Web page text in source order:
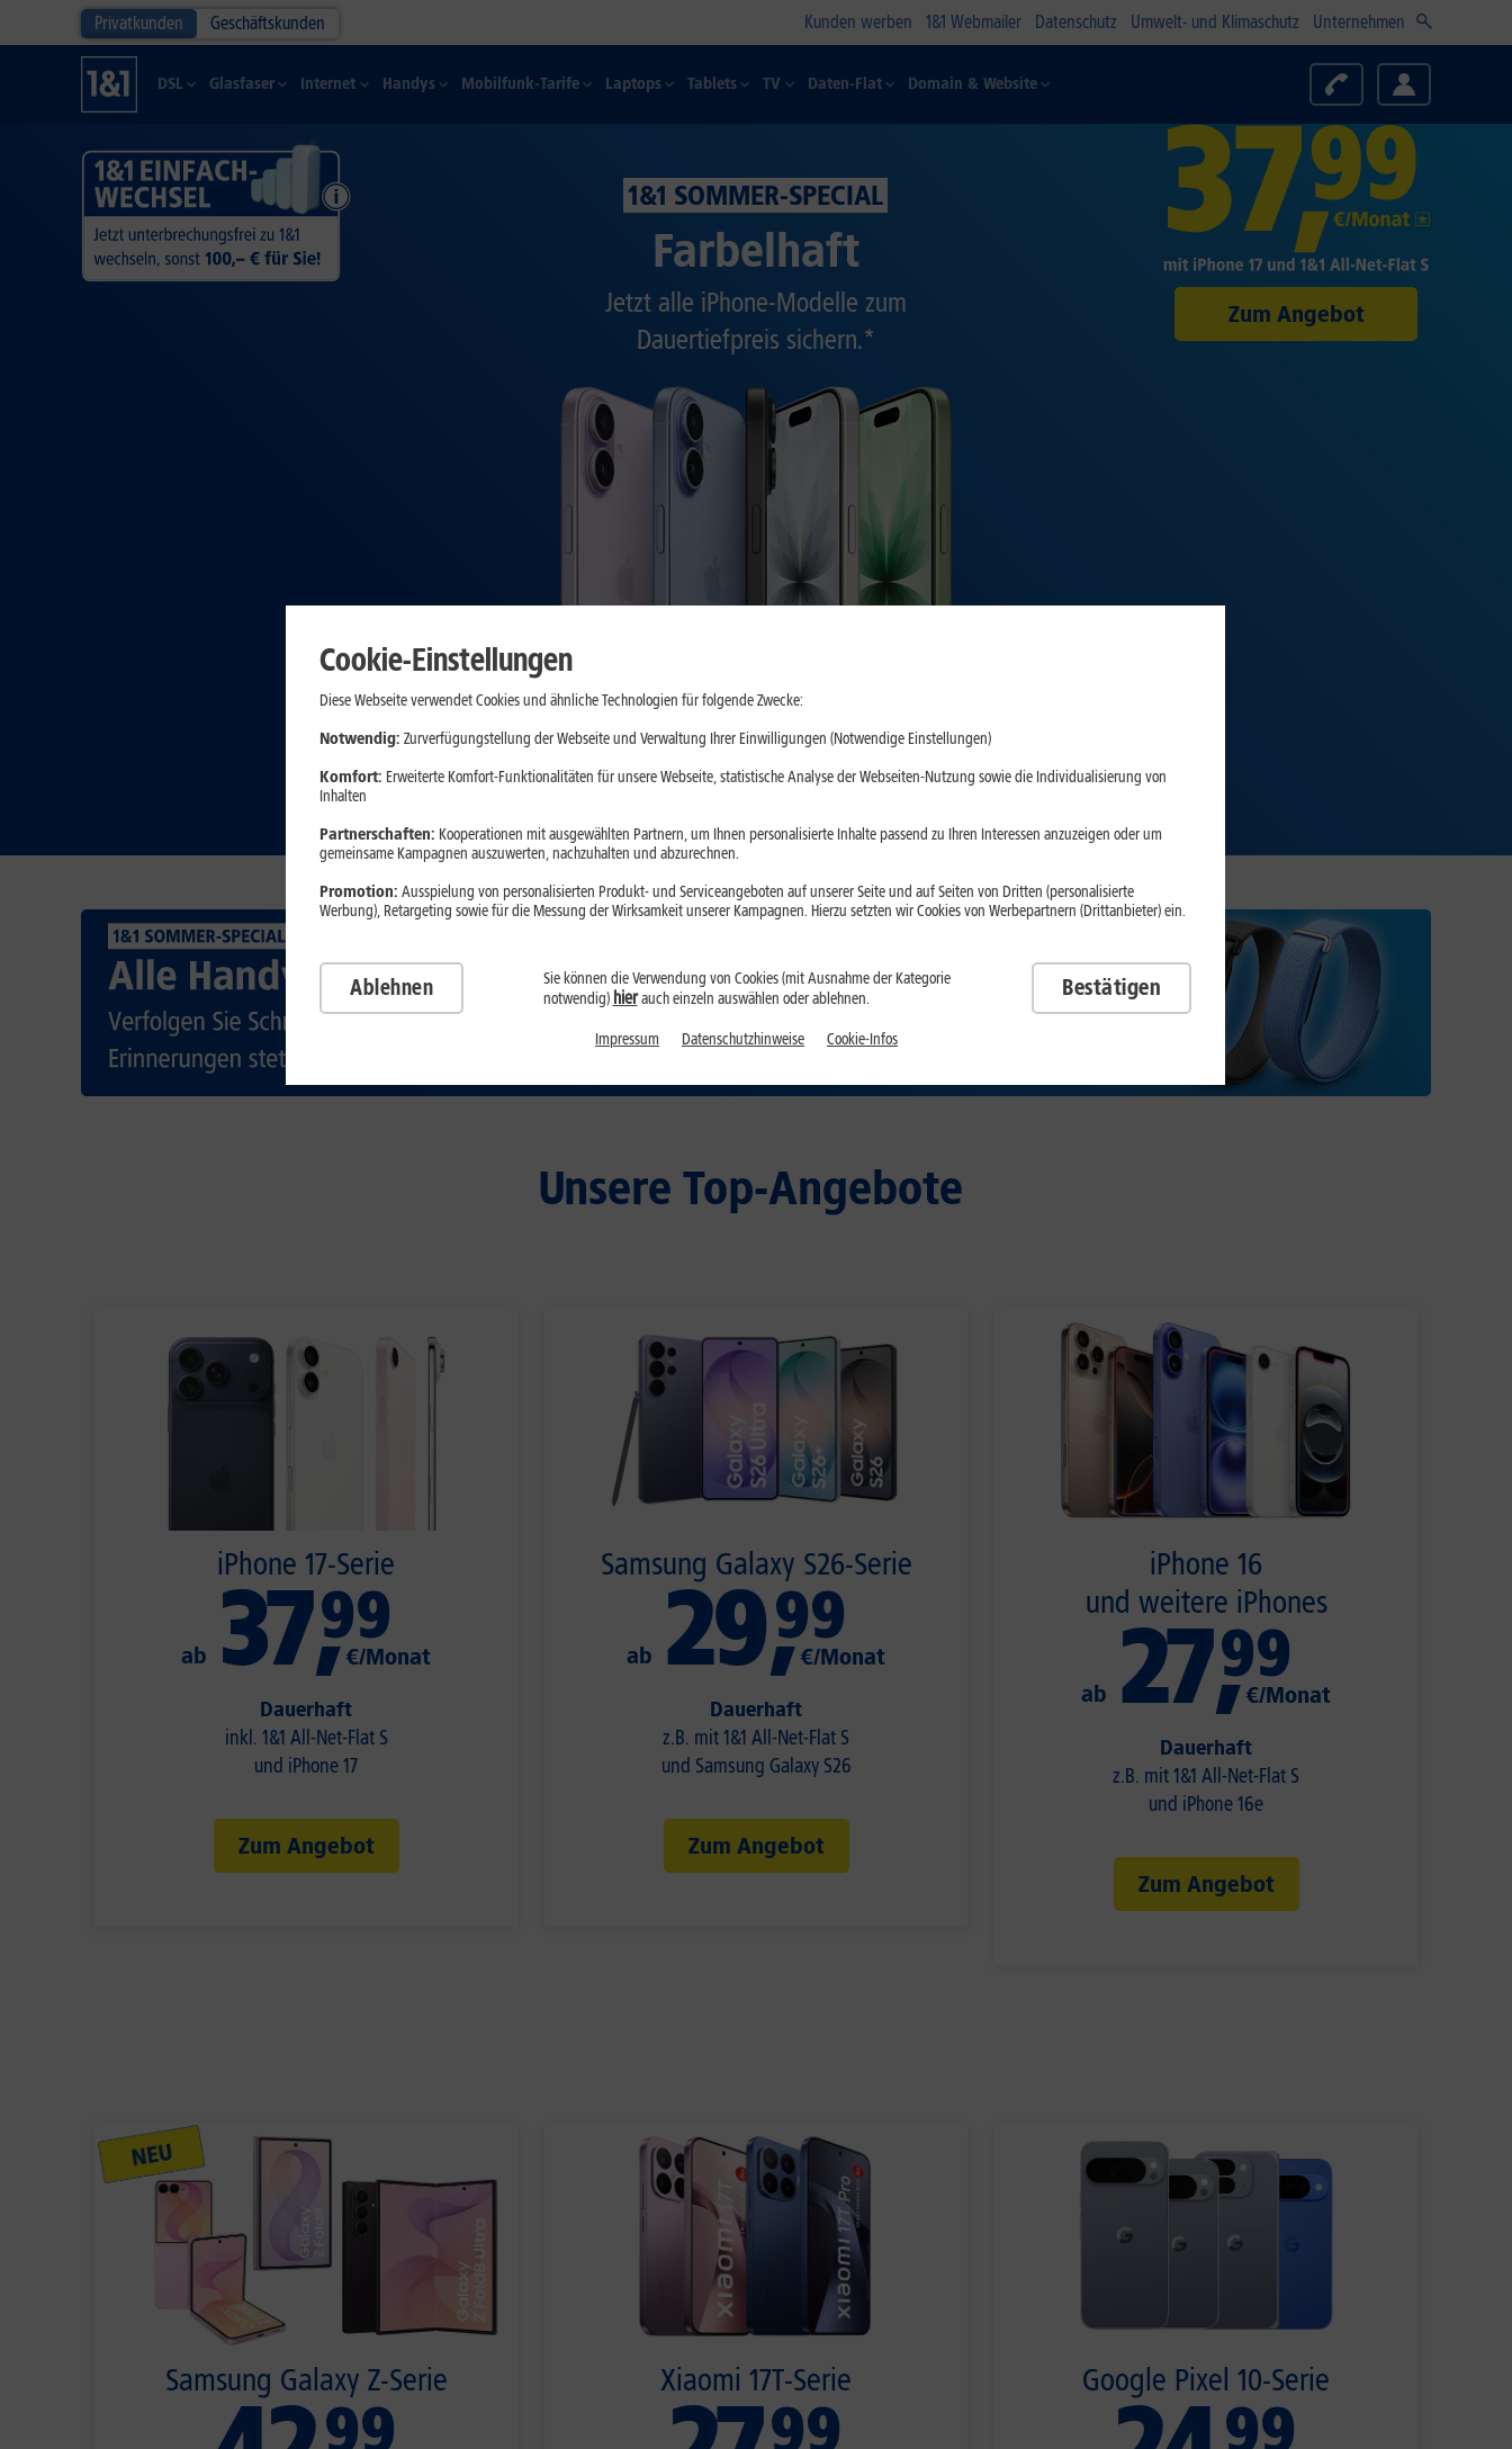
Privatkunden Geschäftskunden Kunden werben 1&1 Webmailer Datenschutz Umwelt- und Klimaschutz Unternehmen
DSL Glasfaser Internet Handys Mobilfunk-Tarife Laptops Tablets TV Daten-Flat Domain & Website
Zum Angebot
1&1 SOMMER-SPECIAL
Farbelhaft
Jetzt alle iPhone-Modelle zum
Dauertiefpreis sichern.*
Unsere Top-Angebote
iPhone 17-Serie
ab 37,
99
€/Monat
Dauerhaft
inkl. 1&1 All-Net-Flat S
und iPhone 17
Zum Angebot
Samsung Galaxy S26-Serie
ab 29,
99
€/Monat
Dauerhaft
z.B. mit 1&1 All-Net-Flat S
und Samsung Galaxy S26
Zum Angebot
iPhone 16
und weitere iPhones
ab 27,
99
€/Monat
Dauerhaft
z.B. mit 1&1 All-Net-Flat S
und iPhone 16e
Zum Angebot
Samsung Galaxy Z-Serie
99
Xiaomi 17T-Serie
99
Google Pixel 10-Serie
99
Cookie-Einstellungen
Diese Webseite verwendet Cookies und ähnliche Technologien für folgende Zwecke:
Notwendig: Zurverfügungstellung der Webseite und Verwaltung Ihrer Einwilligungen (Notwendige Einstellungen)
Komfort: Erweiterte Komfort-Funktionalitäten für unsere Webseite, statistische Analyse der Webseiten-Nutzung sowie die Individualisierung von
Inhalten
Partnerschaften: Kooperationen mit ausgewählten Partnern, um Ihnen personalisierte Inhalte passend zu Ihren Interessen anzuzeigen oder um
gemeinsame Kampagnen auszuwerten, nachzuhalten und abzurechnen.
Promotion: Ausspielung von personalisierten Produkt- und Serviceangeboten auf unserer Seite und auf Seiten von Dritten (personalisierte
Werbung), Retargeting sowie für die Messung der Wirksamkeit unserer Kampagnen. Hierzu setzten wir Cookies von Werbepartnern (Drittanbieter) ein.
Ablehnen
Sie können die Verwendung von Cookies (mit Ausnahme der Kategorie
notwendig) hierauch einzeln auswählen oder ablehnen. Bestätigen
Impressum Datenschutzhinweise Cookie-Infos